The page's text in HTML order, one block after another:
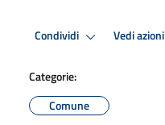
Condividi Vedi azioni
Categorie:
Comune